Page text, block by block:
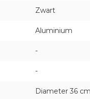
Zwart
Aluminium
-
-
Diameter 36